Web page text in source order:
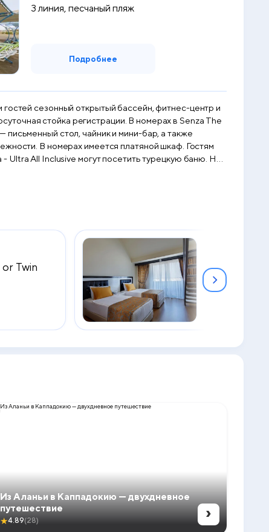
3 линия, песчаный пляж
Подробнее
сезонный открытый бассейн, фитнес-центр и
В номерах в Senza The
письменный стол, чайник и мини-бар, а также
В номерах имеется платяной шкаф. Гостям
Общественный пляж Тюрклер и Автовокзал
Twin
Family
65 м2
Из Аланьи в Каппадокию — двухдневное
путешествие
★4.89(28) ›